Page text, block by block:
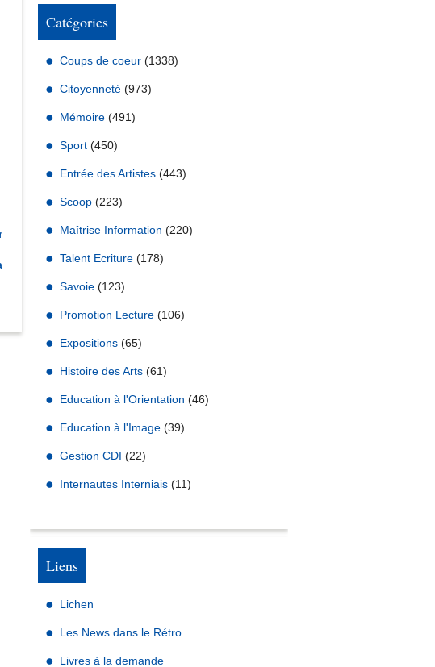
Catégories
Coups de coeur (1338)
Citoyenneté (973)
Mémoire (491)
Sport (450)
Entrée des Artistes (443)
Scoop (223)
Maîtrise Information (220)
Talent Ecriture (178)
Savoie (123)
Promotion Lecture (106)
Expositions (65)
Histoire des Arts (61)
Education à l'Orientation (46)
Education à l'Image (39)
Gestion CDI (22)
Internautes Interniais (11)
Liens
Lichen
Les News dans le Rétro
Livres à la demande